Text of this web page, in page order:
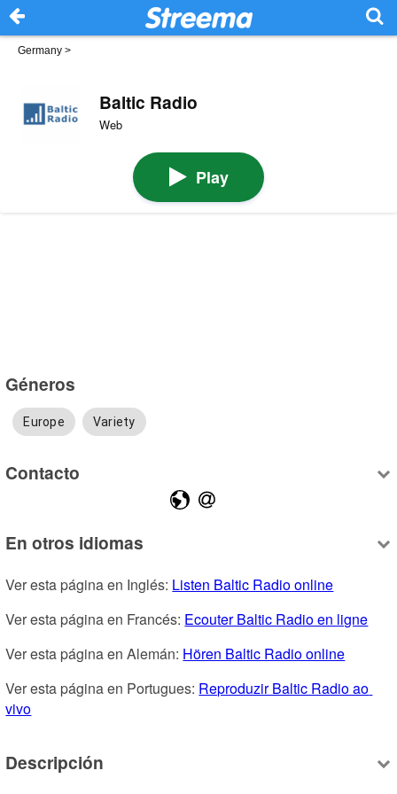
Germany >
Baltic Radio
Web
Play
Géneros
Europe Variety
Contacto
En otros idiomas
Ver esta página en Inglés: Listen Baltic Radio online
Ver esta página en Francés: Ecouter Baltic Radio en ligne
Ver esta página en Alemán: Hören Baltic Radio online
Ver esta página en Portugues: Reproduzir Baltic Radio ao
vivo
Descripción